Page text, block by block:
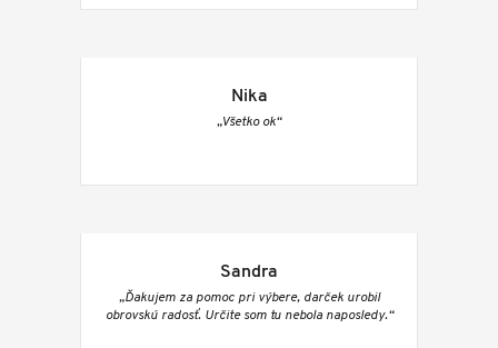
Nika
„Všetko ok“
Sandra
„Ďakujem za pomoc pri výbere, darček urobil
obrovskú radosť. Určite som tu nebola naposledy.“